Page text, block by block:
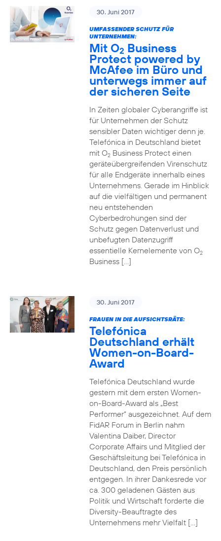
30. Juni 2017
UMFASSENDER SCHUTZ FÜR
UNTERNEHMEN:
Mit O2 Business
Protect powered by
McAfee im Büro und
unterwegs immer auf
der sicheren Seite
In Zeiten globaler Cyberangriffe ist
für Unternehmen der Schutz
sensibler Daten wichtiger denn je.
Telefónica in Deutschland bietet
mit O2Business Protect einen
geräteübergreifenden Virenschutz
für alle Endgeräte innerhalb eines
Unternehmens. Gerade im Hinblick
auf die vielfältigen und permanent
neu entstehenden
Cyberbedrohungen sind der
Schutz gegen Datenverlust und
unbefugten Datenzugriff
essentielle Kernelemente von O2
Business […]
30. Juni 2017
FRAUEN IN DIE AUFSICHTSRÄTE:
Telefónica
Deutschland erhält
Women-on-Board-
Award
Telefónica Deutschland wurde
gestern mit dem ersten Women-
on-Board-Award als „Best
Performer“ ausgezeichnet. Auf dem
FidAR Forum in Berlin nahm
Valentina Daiber, Director
Corporate Affairs und Mitglied der
Geschäftsleitung bei Telefónica in
Deutschland, den Preis persönlich
entgegen. In ihrer Dankesrede vor
ca. 300 geladenen Gästen aus
Politik und Wirtschaft forderte die
Diversity-Beauftragte des
Unternehmens mehr Vielfalt […]